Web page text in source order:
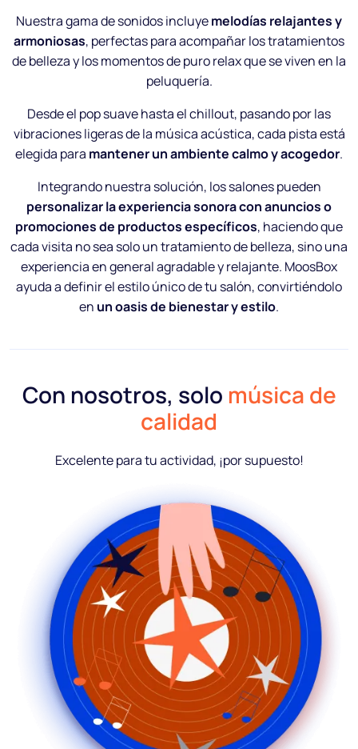
Nuestra gama de sonidos incluyemelodías relajantes y
armoniosas, perfectas para acompañar los tratamientos
de belleza y los momentos de puro relax que se viven en la
peluquería.
Desde el pop suave hasta el chillout, pasando por las
vibraciones ligeras de la música acústica, cada pista está
elegida para mantener un ambiente calmo y acogedor.
Integrando nuestra solución, los salones pueden
personalizar la experiencia sonora con anuncios o
promociones de productos específicos, haciendo que
cada visita no sea solo un tratamiento de belleza, sino una
experiencia en general agradable y relajante. MoosBox
ayuda a definir el estilo único de tu salón, convirtiéndolo
en un oasis de bienestar y estilo.
Con nosotros, solo música de
calidad
Excelente para tu actividad, ¡por supuesto!